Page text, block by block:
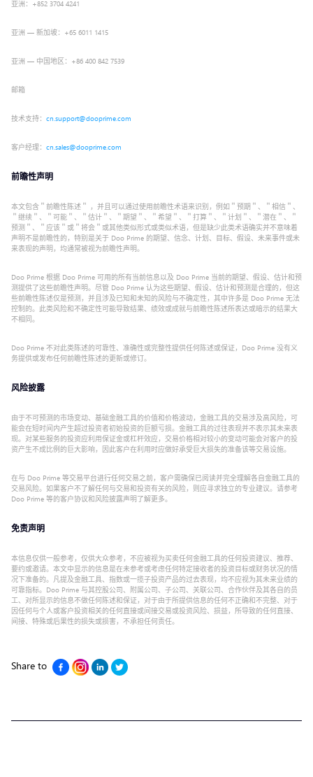
亚洲：+852 3704 4241
亚洲 — 新加坡：+65 6011 1415
亚洲 — 中国地区：+86 400 842 7539
邮箱
技术支持： cn.support@dooprime.com
客户经理： cn.sales@dooprime.com
前瞻性声明
本文包含＂前瞻性陈述＂ ，并且可以通过使用前瞻性术语来识别，例如＂预期＂、＂相信＂、
＂继续＂、＂可能＂、＂估计＂、＂期望＂、＂希望＂、＂打算＂、＂计划＂、＂潜在＂、＂
预测＂、＂应该＂或＂将会＂或其他类似形式或类似术语，但是缺少此类术语确实并不意味着
声明不是前瞻性的，特别是关于 Doo Prime 的期望、信念、计划、目标、假设、未来事件或未
来表现的声明，均通常被视为前瞻性声明。
Doo Prime 根据 Doo Prime 可用的所有当前信息以及 Doo Prime 当前的期望、假设、估计和预
测提供了这些前瞻性声明。尽管 Doo Prime 认为这些期望、假设、估计和预测是合理的，但这
些前瞻性陈述仅是预测，并且涉及已知和未知的风险与不确定性，其中许多是 Doo Prime 无法
控制的。此类风险和不确定性可能导致结果、绩效或成就与前瞻性陈述所表达或暗示的结果大
不相同。
Doo Prime 不对此类陈述的可靠性、准确性或完整性提供任何陈述或保证，Doo Prime 没有义
务提供或发布任何前瞻性陈述的更新或修订。
风险披露
由于不可预测的市场变动、基础金融工具的价值和价格波动，金融工具的交易涉及高风险，可
能会在短时间内产生超过投资者初始投资的巨额亏损。金融工具的过往表现并不表示其未来表
现。对某些服务的投资应利用保证金或杠杆效应，交易价格相对较小的变动可能会对客户的投
资产生不成比例的巨大影响，因此客户在利用时应做好承受巨大损失的准备该等交易设施。
在与 Doo Prime 等交易平台进行任何交易之前，客户需确保已阅读并完全理解各自金融工具的
交易风险。如果客户不了解任何与交易和投资有关的风险，则应寻求独立的专业建议。请参考
Doo Prime 等的客户协议和风险披露声明了解更多。
免责声明
本信息仅供一般参考，仅供大众参考，不应被视为买卖任何金融工具的任何投资建议、推荐、
要约或邀请。本文中显示的信息是在未参考或考虑任何特定接收者的投资目标或财务状况的情
况下准备的。凡提及金融工具、指数或一揽子投资产品的过去表现，均不应视为其未来业绩的
可靠指标。Doo Prime 与其控股公司、附属公司、子公司、关联公司、合作伙伴及其各自的员
工、对所显示的信息不做任何陈述和保证，对于由于所提供信息的任何不正确和不完整、对于
因任何与个人或客户投资相关的任何直接或间接交易或投资风险、损益，所导致的任何直接、
间接、特殊或后果性的损失或损害，不承担任何责任。
Share to